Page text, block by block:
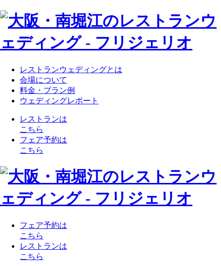
レストランウェディングとは
会場について
料金・プラン例
ウェディングレポート
レストランは
こちら
フェア予約は
こちら
フェア予約は
こちら
レストランは
こちら